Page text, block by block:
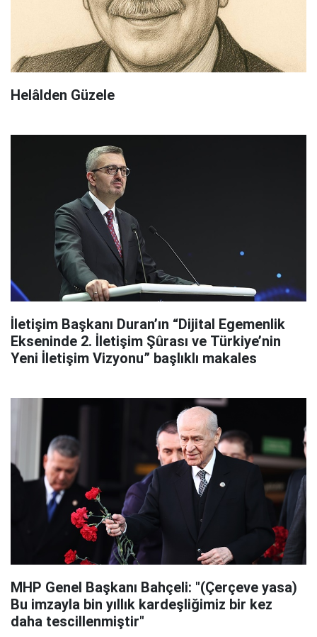
Helâlden Güzele
İletişim Başkanı Duran’ın “Dijital Egemenlik
Ekseninde 2. İletişim Şûrası ve Türkiye’nin
Yeni İletişim Vizyonu” başlıklı makales
MHP Genel Başkanı Bahçeli: "(Çerçeve yasa)
Bu imzayla bin yıllık kardeşliğimiz bir kez
daha tescillenmiştir"